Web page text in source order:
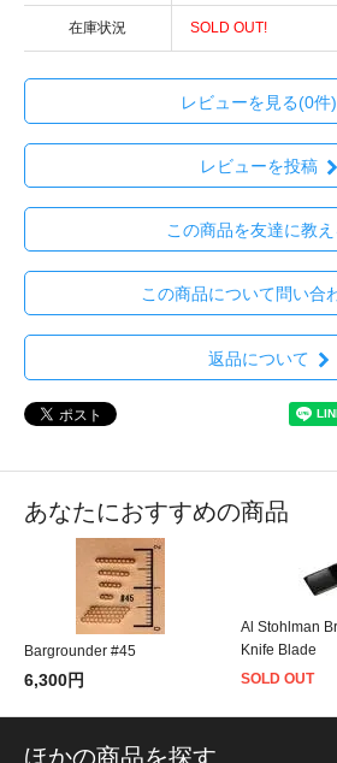
在庫状況 SOLD OUT!
レビューを見る(0件)
レビューを投稿
この商品を友達に教え
この商品について問い合
返品について
あなたにおすすめの商品
Bargrounder #45
6,300円
Al Stohlman
Knife Blade
SOLD OUT
ほかの商品を探す